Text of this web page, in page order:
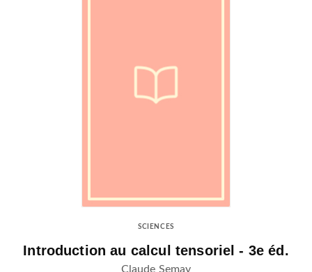
SCIENCES
Introduction au calcul tensoriel - 3e éd.
Claude Semay